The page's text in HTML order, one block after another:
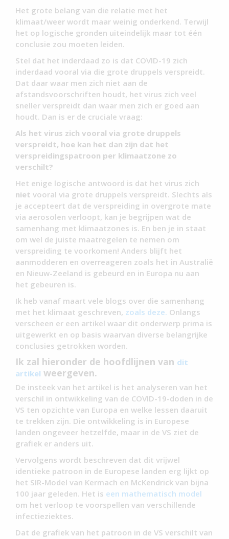
Het grote belang van die relatie met het
klimaat/weer wordt maar weinig onderkend. Terwijl
het op logische gronden uiteindelijk maar tot één
conclusie zou moeten leiden.
Stel dat het inderdaad zo is dat COVID-19 zich
inderdaad vooral via die grote druppels verspreidt.
Dat daar waar men zich niet aan de
afstandsvoorschriften houdt, het virus zich veel
sneller verspreidt dan waar men zich er goed aan
houdt. Dan is er de cruciale vraag:
Als het virus zich vooral via grote druppels
verspreidt, hoe kan het dan zijn dat het
verspreidingspatroon per klimaatzone zo
verschilt?
Het enige logische antwoord is dat het virus zich
niet vooral via grote druppels verspreidt. Slechts als
je accepteert dat de verspreiding in overgrote mate
via aerosolen verloopt, kan je begrijpen wat de
samenhang met klimaatzones is. En ben je in staat
om wel de juiste maatregelen te nemen om
verspreiding te voorkomen! Anders blijft het
aanmodderen en overreageren zoals het in Australië
en Nieuw-Zeeland is gebeurd en in Europa nu aan
het gebeuren is.
Ik heb vanaf maart vele blogs over die samenhang
met het klimaat geschreven, zoals deze. Onlangs
verscheen er een artikel waar dit onderwerp prima is
uitgewerkt en op basis waarvan diverse belangrijke
conclusies getrokken worden.
Ik zal hieronder de hoofdlijnen van dit
artikel weergeven.
De insteek van het artikel is het analyseren van het
verschil in ontwikkeling van de COVID-19-doden in de
VS ten opzichte van Europa en welke lessen daaruit
te trekken zijn. Die ontwikkeling is in Europese
landen ongeveer hetzelfde, maar in de VS ziet de
grafiek er anders uit.
Vervolgens wordt beschreven dat dit vrijwel
identieke patroon in de Europese landen erg lijkt op
het SIR-Model van Kermach en McKendrick van bijna
100 jaar geleden. Het is een mathematisch model
om het verloop te voorspellen van verschillende
infectieziektes.
Dat de grafiek van het patroon in de VS verschilt van